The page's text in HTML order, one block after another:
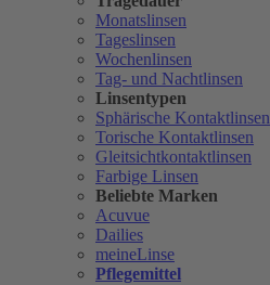
Monatslinsen
Tageslinsen
Wochenlinsen
Tag- und Nachtlinsen
Linsentypen
Sphärische Kontaktlinsen
Torische Kontaktlinsen
Gleitsichtkontaktlinsen
Farbige Linsen
Beliebte Marken
Acuvue
Dailies
meineLinse
Pflegemittel